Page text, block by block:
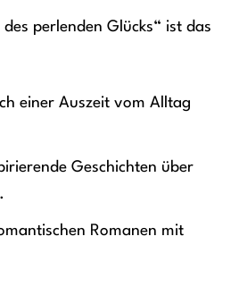
des perlenden Glücks“ ist das
einer Auszeit vom Alltag
Geschichten über
Romanen mit